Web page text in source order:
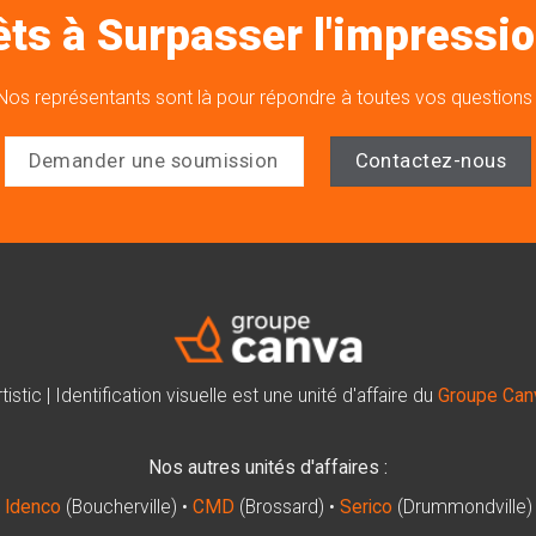
à Surpasser
représentants sont là pour répondre à toutes vos questions
Demander une soumission Contactez-nous
| Identification visuelle est une unité d'affaire du Groupe
Nos autres unités d'affaires :
Idenco (Boucherville) • CMD (Brossard) • Serico (Drummondville)